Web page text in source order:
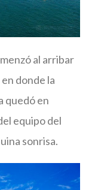
al arribar
donde la
quedó en
equipo del
sonrisa.